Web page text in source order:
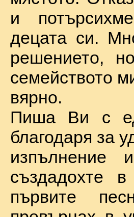
и
децата си.
решението,
семейството
вярно.
Пиша Ви с
благодаря за
изпълнение
създадохте
първите